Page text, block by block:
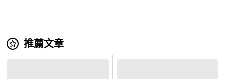
理，也可以只用餐。 關於住宿設施的資訊，在「一般社團法
人 伊勢原市觀光協會」的官方網站上也有介紹，請務必參
推薦文章